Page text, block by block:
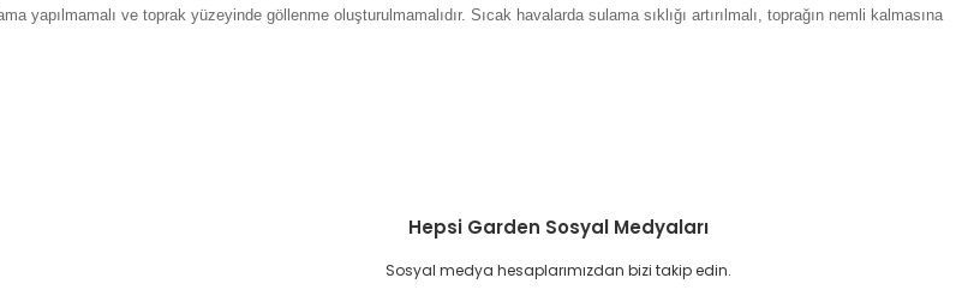
ve toprak yüzeyinde göllenme oluşturulmamalıdır. Sıcak havalarda sulama sıklığı artırılmalı, toprağın nemli kalmasına
Hepsi Garden Sosyal Medyaları
Sosyal medya hesaplarımızdan bizi takip edin.